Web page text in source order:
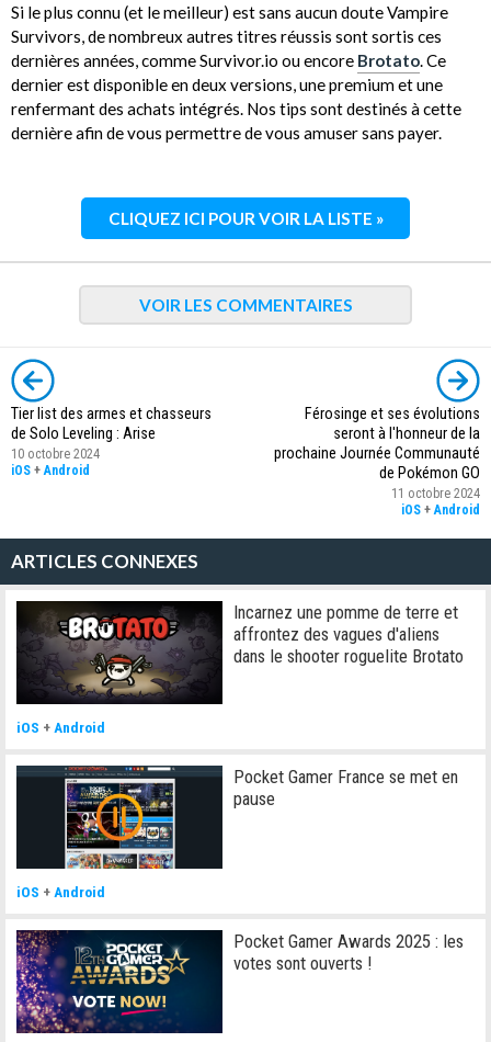
Si le plus connu (et le meilleur) est sans aucun doute Vampire
Survivors, de nombreux autres titres réussis sont sortis ces
dernières années, comme Survivor.io ou encore Brotato. Ce
dernier est disponible en deux versions, une premium et une
renfermant des achats intégrés. Nos tips sont destinés à cette
dernière afin de vous permettre de vous amuser sans payer.
CLIQUEZ ICI POUR VOIR LA LISTE »
VOIR LES COMMENTAIRES
Tier list des armes et chasseurs
de Solo Leveling : Arise
10 octobre 2024
iOS +Android
Férosinge et ses évolutions
seront à l'honneur de la
prochaine Journée Communauté
de Pokémon GO
11 octobre 2024
iOS +Android
ARTICLES CONNEXES
Incarnez une pomme de terre et
affrontez des vagues d'aliens
dans le shooter roguelite Brotato
iOS + Android
Pocket Gamer France se met en
pause
iOS + Android
Pocket Gamer Awards 2025 : les
votes sont ouverts !